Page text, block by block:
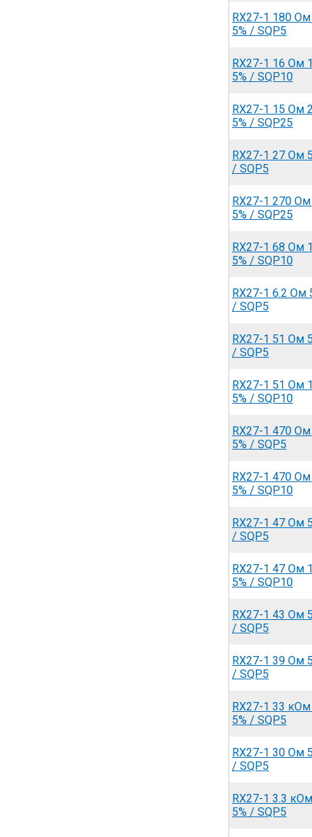
RX27-1 180 Ом
5% / SQP5
RX27-1 16 Ом
5% / SQP10
RX27-1 15 Ом
5% / SQP25
RX27-1 27 Ом
/ SQP5
RX27-1 270
5% / SQP25
RX27-1 68 Ом
5% / SQP10
RX27-1 6.2 Ом
/ SQP5
RX27-1 51 Ом
/ SQP5
RX27-1 51 Ом
5% / SQP10
RX27-1 470 Ом
5% / SQP5
RX27-1 470
5% / SQP10
RX27-1 47 Ом
/ SQP5
RX27-1 47 Ом
5% / SQP10
RX27-1 43 Ом
/ SQP5
RX27-1 39 Ом
/ SQP5
RX27-1 33 кОм
5% / SQP5
RX27-1 30 Ом
/ SQP5
RX27-1 3.3
5% / SQP5